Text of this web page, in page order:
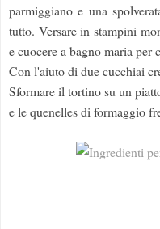
parmiggiano e una
tutto. Versare in stampini
e cuocere a bagno maria per
Con l'aiuto di due cucchiai
Sformare il tortino su un
e le quenelles di formaggio